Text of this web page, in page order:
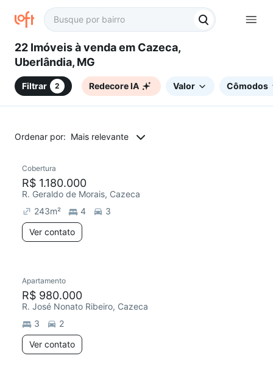
22 Imóveis à venda em Cazeca,
Uberlândia, MG
Filtrar 2 Redecore IA Valor Cômodos
Ordenar por: Mais relevante
Chegou este mês
Cobertura
R$ 1.180.000
R. Geraldo de Morais, Cazeca
243m² 4
3
Ver contato
Redecorar
Apartamento
R$ 980.000
R. José Nonato Ribeiro, Cazeca
3
2
Ver contato